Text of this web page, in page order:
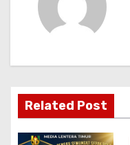
o
sRelated Post